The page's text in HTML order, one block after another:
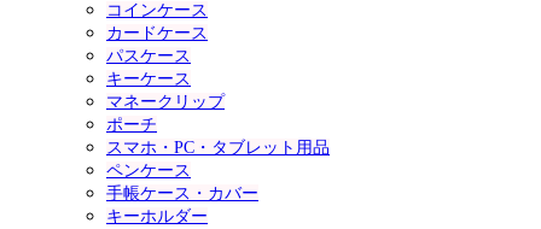
コインケース
カードケース
パスケース
キーケース
マネークリップ
ポーチ
スマホ・PC・タブレット用品
ペンケース
手帳ケース・カバー
キーホルダー